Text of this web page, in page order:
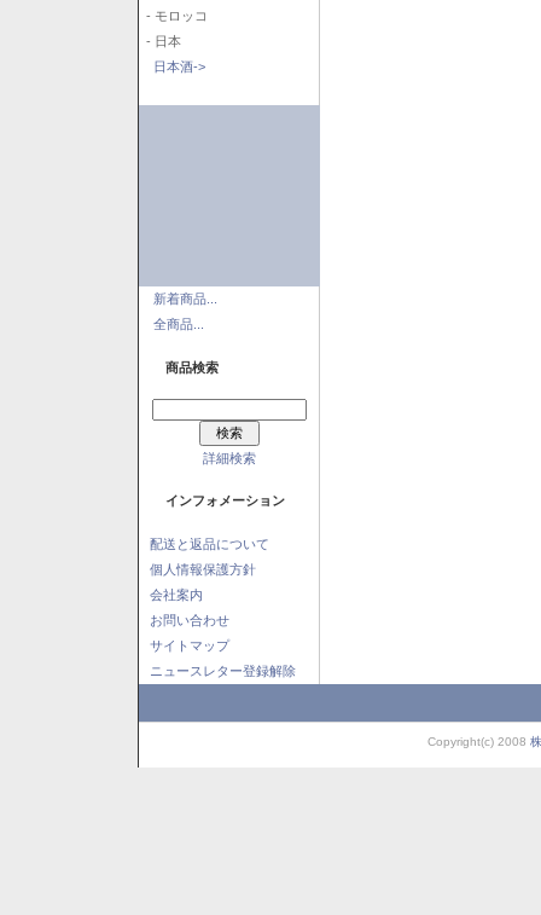
- モロッコ
- 日本
日本酒->
新着商品...
全商品...
商品検索
詳細検索
インフォメーション
配送と返品について
個人情報保護方針
会社案内
お問い合わせ
サイトマップ
ニュースレター登録解除
Copyright(c) 2008